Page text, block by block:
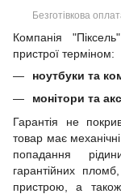
Безготівкова
Компанія
пристрої терміном:
ноутбуки та
монітори та
Гарантія не
товар має
попадання
гарантійних
пристрою, а